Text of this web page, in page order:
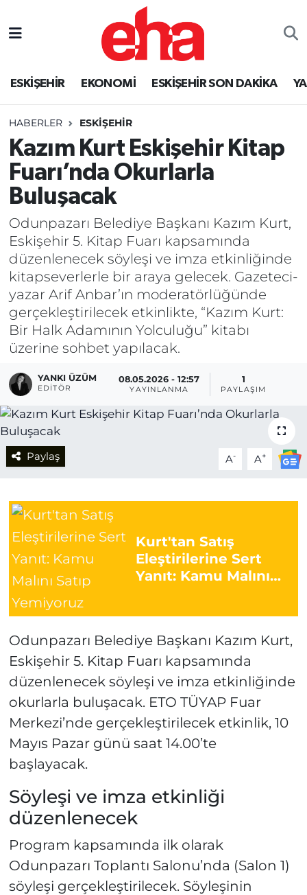
ESKİŞEHİR EKONOMİ ESKİŞEHİR SON DAKİKA
HABERLER ESKİŞEHİR
Kazım Kurt Eskişehir Kitap
Fuarı’nda Okurlarla
Buluşacak
Odunpazarı Belediye Başkanı Kazım Kurt,
Eskişehir 5. Kitap Fuarı kapsamında
düzenlenecek söyleşi ve imza etkinliğinde
kitapseverlerle bir araya gelecek. Gazeteci-
yazar Arif Anbar’ın moderatörlüğünde
gerçekleştirilecek etkinlikte, “Kazım Kurt:
Bir Halk Adamının Yolculuğu” kitabı
üzerine sohbet yapılacak.
YANKI ÜZÜM
EDITÖR
08.05.2026 - 12:57
YAYINLANMA
1
PAYLAŞIM
Paylaş A- A+
Kurt'tan Satış
Eleştirilerine Sert
Yanıt: Kamu Malını
Odunpazarı Belediye Başkanı Kazım Kurt,
Eskişehir 5. Kitap Fuarı kapsamında
düzenlenecek söyleşi ve imza etkinliğinde
okurlarla buluşacak. ETO TÜYAP Fuar
Merkezi’nde gerçekleştirilecek etkinlik, 10
Mayıs Pazar günü saat 14.00’te
başlayacak.
Söyleşi ve imza etkinliği
düzenlenecek
Program kapsamında ilk olarak
Odunpazarı Toplantı Salonu’nda (Salon 1)
söyleşi gerçekleştirilecek. Söyleşinin